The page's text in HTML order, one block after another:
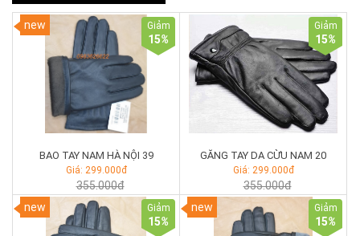
new Giảm
15%
BAO TAY NAM HÀ NỘI 39
Giá: 299.000đ
355.000đ
Giảm
15%
GĂNG TAY DA CỪU NAM 20
Giá: 299.000đ
355.000đ
new
Giảm
15%
new Giảm
15%